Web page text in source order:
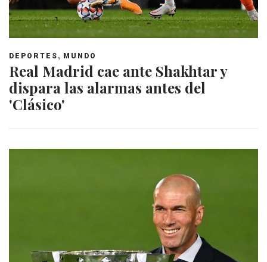
DEPORTES , MUNDO
Real Madrid cae ante Shakhtar y
dispara las alarmas antes del
'Clásico'